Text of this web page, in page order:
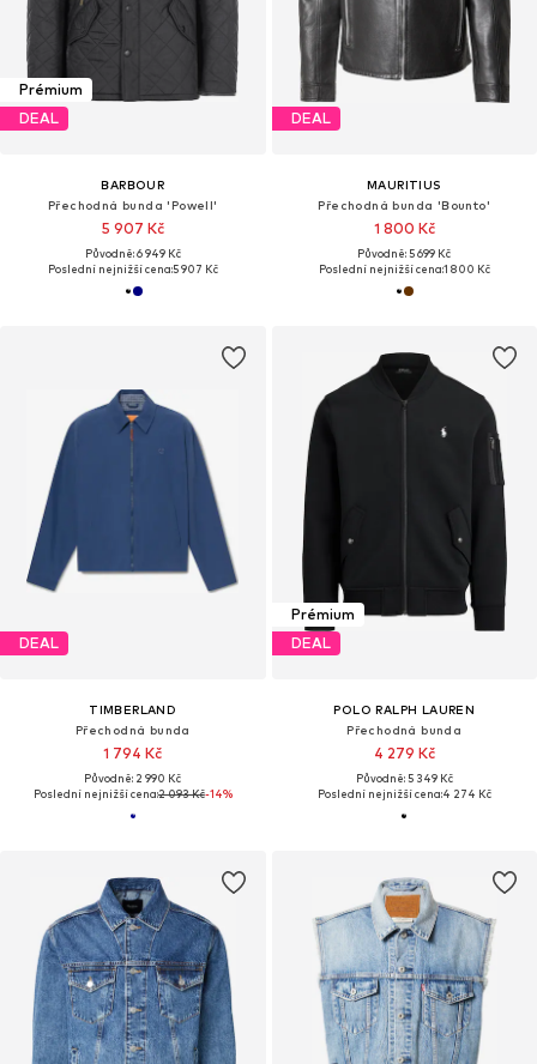
Prémium
DEAL
BARBOUR
Přechodná bunda 'Powell'
5 907 Kč
Původně: 6 949 Kč
Poslední nejnižší cena:5 907 Kč
DEAL
MAURITIUS
Přechodná bunda 'Bounto'
1 800 Kč
Původně: 5 699 Kč
Poslední nejnižší cena:1 800 Kč
DEAL
TIMBERLAND
Přechodná bunda
1 794 Kč
Původně: 2 990 Kč
Poslední nejnižší cena:2 093 Kč-14%
Prémium
DEAL
POLO RALPH LAUREN
Přechodná bunda
4 279 Kč
Původně: 5 349 Kč
Poslední nejnižší cena:4 274 Kč